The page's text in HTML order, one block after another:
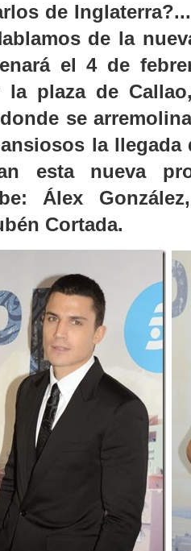
de
de la
el 4 de
la plaza de
se
la
esta nueva
Álex
Cortada.